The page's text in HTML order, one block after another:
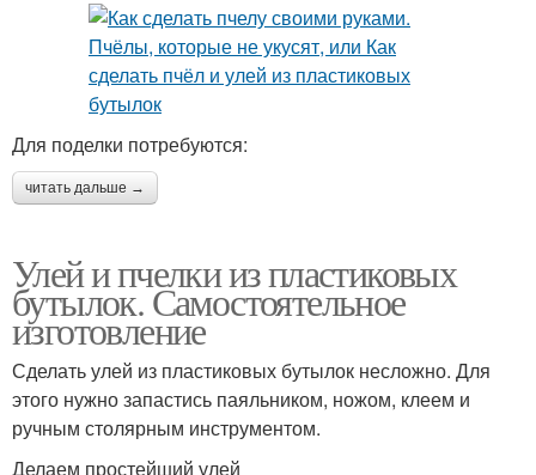
Для поделки потребуются:
читать дальше →
Улей и пчелки из пластиковых
бутылок. Самостоятельное
изготовление
Сделать улей из пластиковых бутылок несложно. Для
этого нужно запастись паяльником, ножом, клеем и
ручным столярным инструментом.
Делаем простейший улей